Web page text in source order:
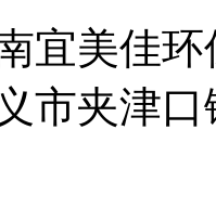
宜美佳
义市夹